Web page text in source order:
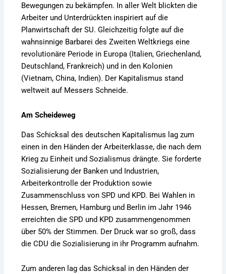
Bewegungen zu bekämpfen. In aller Welt blickten die
Arbeiter und Unterdrückten inspiriert auf die
Planwirtschaft der SU. Gleichzeitig folgte auf die
wahnsinnige Barbarei des Zweiten Weltkriegs eine
revolutionäre Periode in Europa (Italien, Griechenland,
Deutschland, Frankreich) und in den Kolonien
(Vietnam, China, Indien). Der Kapitalismus stand
weltweit auf Messers Schneide.
Am Scheideweg
Das Schicksal des deutschen Kapitalismus lag zum
einen in den Händen der Arbeiterklasse, die nach dem
Krieg zu Einheit und Sozialismus drängte. Sie forderte
Sozialisierung der Banken und Industrien,
Arbeiterkontrolle der Produktion sowie
Zusammenschluss von SPD und KPD. Bei Wahlen in
Hessen, Bremen, Hamburg und Berlin im Jahr 1946
erreichten die SPD und KPD zusammengenommen
über 50% der Stimmen. Der Druck war so groß, dass
die CDU die Sozialisierung in ihr Programm aufnahm.
Zum anderen lag das Schicksal in den Händen der